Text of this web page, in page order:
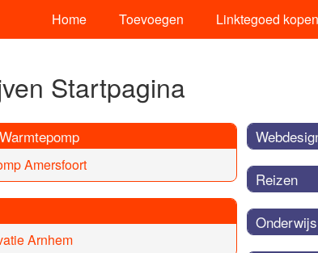
Home Toevoegen Linktegoed kopen
Startpagina
Amersfoort
Arnhem
Reizen
Onderwijs